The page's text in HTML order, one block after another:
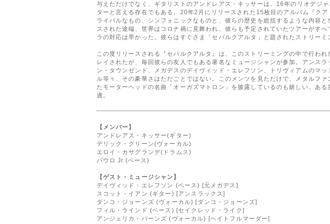
与えただけでなく、ギタリストのアンドレアス・キッサーは、16年のリオデジ
ターと言える存在でもある。20年2月にリリースされた15枚目のアルバム『ク
ライバルなもの、シンフォニックなものと、彼らの歴史を総括するような内容
スされた途端、世界はコロナ禍に見舞われ、彼らも予定されていたツアーがす
ラの対応は早かった。彼らはすぐさま「セパルクアルタ」と題されたストリー
この度リリースされる『セパルクアルタ』は、このストリーミングの中で行わ
レイされたが、毎回彼らの友人でもある著名なミュージシャンが参加。アンス
ン・タウンゼンド、メガデスのデイヴィッド・エレフソン、トリヴィアムのマ
ル等々、その豪華さはただごとではない。このメンツを見ただけで、メタルフ
たモーターヘッドの名曲「オーガズマトロン」を披露しているのも嬉しい。あ
適。
【メンバー】
アンドレアス・キッサー(ギター)
デリック・グリーン(ヴォーカル)
エロイ・カサグランデ(ドラムス)
パウロ Jr.(ベース)
【ゲスト・ミュージシャン】
デイヴィッド・エレフソン (ベース) [元メガデス]
スコット・イアン (ギター) [アンスラックス]
ダンコ・ジョーンズ (ヴォーカル) [ダンコ・ジョーンズ]
フィル・ラインド (ベース) [セイクレッド・ライク]
アンジェリカ・バーンズ (ヴォーカル) [ヘイトフルマーダー]